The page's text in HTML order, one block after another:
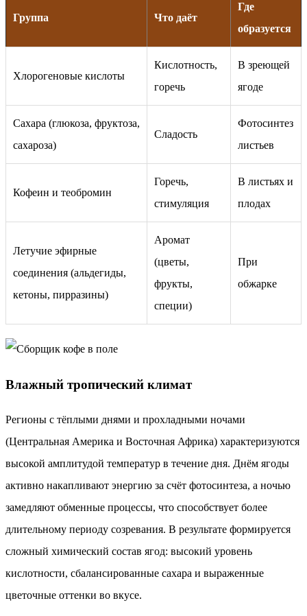
Группа Что даёт
Где
образуется
Хлорогеновые кислоты
Кислотность,
горечь
В зреющей
ягоде
Сахара (глюкоза, фруктоза,
сахароза)
Сладость
Фотосинтез
листьев
Кофеин и теобромин
Горечь,
стимуляция
В листьях и
плодах
Летучие эфирные
соединения (альдегиды,
кетоны, пирразины)
Аромат
(цветы,
фрукты,
специи)
При
обжарке
Влажный тропический климат
Регионы с тёплыми днями и прохладными ночами
(Центральная Америка и Восточная Африка) характеризуются
высокой амплитудой температур в течение дня. Днём ягоды
активно накапливают энергию за счёт фотосинтеза, а ночью
замедляют обменные процессы, что способствует более
длительному периоду созревания. В результате формируется
сложный химический состав ягод: высокий уровень
кислотности, сбалансированные сахара и выраженные
цветочные оттенки во вкусе.